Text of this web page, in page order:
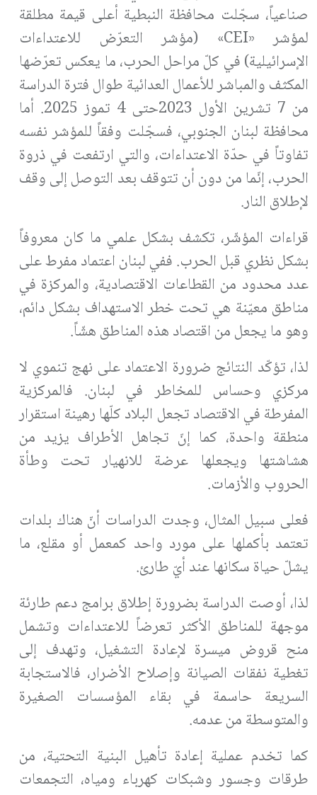
صناعياً، سجّلت محافظة النبطية أعلى قيمة مطلقة
لمؤشر «CEI» (مؤشر التعرّض للاعتداءات
الإسرائيلية) في كلّ مراحل الحرب، ما يعكس تعرّضها
المكثف والمباشر للأعمال العدائية طوال فترة الدراسة
من 7 تشرين الأول 2023حتى 4 تموز 2025. أما
محافظة لبنان الجنوبي، فسجّلت وفقاً للمؤشر نفسه
تفاوتاً في حدّة الاعتداءات، والتي ارتفعت في ذروة
الحرب، إنّما من دون أن تتوقف بعد التوصل إلى وقف
لإطلاق النار.
قراءات المؤشّر، تكشف بشكل علمي ما كان معروفاً
بشكل نظري قبل الحرب. ففي لبنان اعتماد مفرط على
عدد محدود من القطاعات الاقتصادية، والمركزة في
مناطق معيّنة هي تحت خطر الاستهداف بشكل دائم،
وهو ما يجعل من اقتصاد هذه المناطق هشّاً.
لذا، تؤكّد النتائج ضرورة الاعتماد على نهج تنموي لا
مركزي وحساس للمخاطر في لبنان. فالمركزية
المفرطة في الاقتصاد تجعل البلاد كلّها رهينة استقرار
منطقة واحدة، كما إنّ تجاهل الأطراف يزيد من
هشاشتها ويجعلها عرضة للانهيار تحت وطأة
الحروب والأزمات.
فعلى سبيل المثال، وجدت الدراسات أنّ هناك بلدات
تعتمد بأكملها على مورد واحد كمعمل أو مقلع، ما
يشلّ حياة سكانها عند أيّ طارئ.
لذا، أوصت الدراسة بضرورة إطلاق برامج دعم طارئة
موجهة للمناطق الأكثر تعرضاً للاعتداءات وتشمل
منح قروض ميسرة لإعادة التشغيل، وتهدف إلى
تغطية نفقات الصيانة وإصلاح الأضرار، فالاستجابة
السريعة حاسمة في بقاء المؤسسات الصغيرة
والمتوسطة من عدمه.
كما تخدم عملية إعادة تأهيل البنية التحتية، من
طرقات وجسور وشبكات كهرباء ومياه، التجمعات